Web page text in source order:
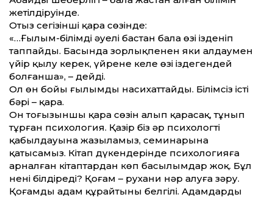
жетілдіруінде.
Отыз сегізінші қара сөзінде:
«…Ғылым-білімді әуелі бастан бала өзі ізденіп
таппайды. Басында зорлықпенен яки алдаумен
үйір қылу керек, үйрене келе өзі іздегендей
болғанша», – дейді.
Ол өн бойы ғылымды насихат­тайды. Білімсіз істің
бәрі – қараң.
Он тоғызыншы қара сөзін алып қарасақ, тұнып
тұрған психология. Қазір біз әр психологтің
қабылдауына жазыламыз, семинарына
қатысамыз. Кітап дүкендерінде психологияға
арналған кітаптардан көп басылымдар жоқ. Бұл
нені білдіреді? Қоғам – рухани нәр алуға зәру.
Қоғамды адам құрайтыны белгілі. Адамдардың